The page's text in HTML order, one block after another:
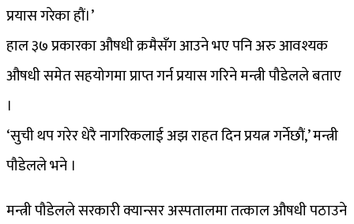
प्रयास गरेका हौं।’
हाल ३७ प्रकारका औषधी क्रमैसँग आउने भए पनि अरु आवश्यक
औषधी समेत सहयोगमा प्राप्त गर्न प्रयास गरिने मन्त्री पौडेलले बताए
।
‘सुची थप गरेर धेरै नागरिकलाई अझ राहत दिन प्रयत्न गर्नेछौं,’ मन्त्री
पौडेलले भने ।
मन्त्री पौडेलले सरकारी क्यान्सर अस्पतालमा तत्काल औषधी पठाउने